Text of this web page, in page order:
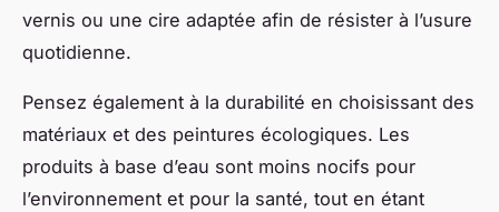
vernis ou une cire adaptée afin de résister à l’usure
quotidienne.
Pensez également à la durabilité en choisissant des
matériaux et des peintures écologiques. Les
produits à base d’eau sont moins nocifs pour
l’environnement et pour la santé, tout en étant